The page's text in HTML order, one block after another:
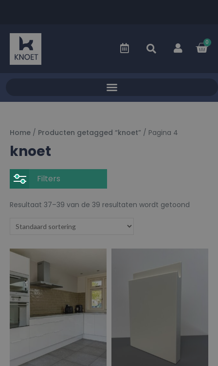
0
Home / Producten getagged “knoet” / Pagina 4
knoet
Filters
Resultaat 37–39 van de 39 resultaten wordt getoond